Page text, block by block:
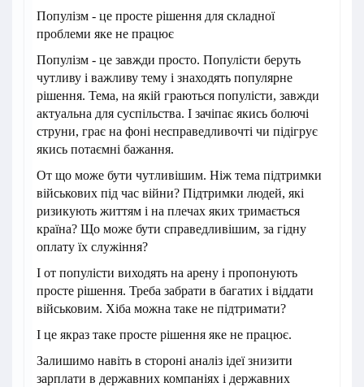
Популізм - це просте рішення для складної
проблеми яке не працює
Популізм - це завжди просто. Популісти беруть
чутливу і важливу тему і знаходять популярне
рішення. Тема, на якій граються популісти, завжди
актуальна для суспільства. І зачіпає якись болючі
струни, грає на фоні несправедливочті чи підігрує
якись потаємні бажання.
От що може бути чутливішим. Ніж тема підтримки
військових під час війни? Підтримки людей, які
ризикують життям і на плечах яких тримається
країна? Що може бути справедливішим, за гідну
оплату їх служіння?
І от популісти виходять на арену і пропонують
просте рішення. Треба забрати в багатих і віддати
військовим. Хіба можна таке не підтримати?
І це якраз таке просте рішення яке не працює.
Залишимо навіть в стороні аналіз ідеї знизити
зарплати в державних компаніях і державних